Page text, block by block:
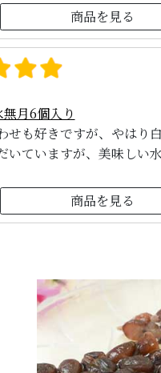
商品を見る
無月6個入り
せも好きですが、やはり
いていますが、美味しい
商品を見る